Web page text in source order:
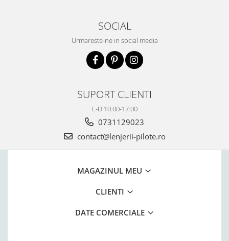
SOCIAL
Urmareste-ne in social media
SUPORT CLIENTI
L-D 10:00-17:00
0731129023
contact@lenjerii-pilote.ro
MAGAZINUL MEU
CLIENTI
DATE COMERCIALE